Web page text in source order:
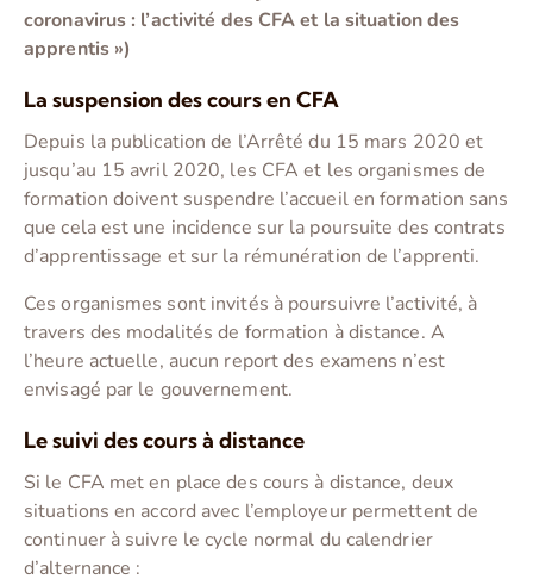
coronavirus : l’activité des CFA et la situation des
apprentis »)
La suspension des cours en CFA
Depuis la publication de l’Arrêté du 15 mars 2020 et
jusqu’au 15 avril 2020, les CFA et les organismes de
formation doivent suspendre l’accueil en formation sans
que cela est une incidence sur la poursuite des contrats
d’apprentissage et sur la rémunération de l’apprenti.
Ces organismes sont invités à poursuivre l’activité, à
travers des modalités de formation à distance. A
l’heure actuelle, aucun report des examens n’est
envisagé par le gouvernement.
Le suivi des cours à distance
Si le CFA met en place des cours à distance, deux
situations en accord avec l’employeur permettent de
continuer à suivre le cycle normal du calendrier
d’alternance :